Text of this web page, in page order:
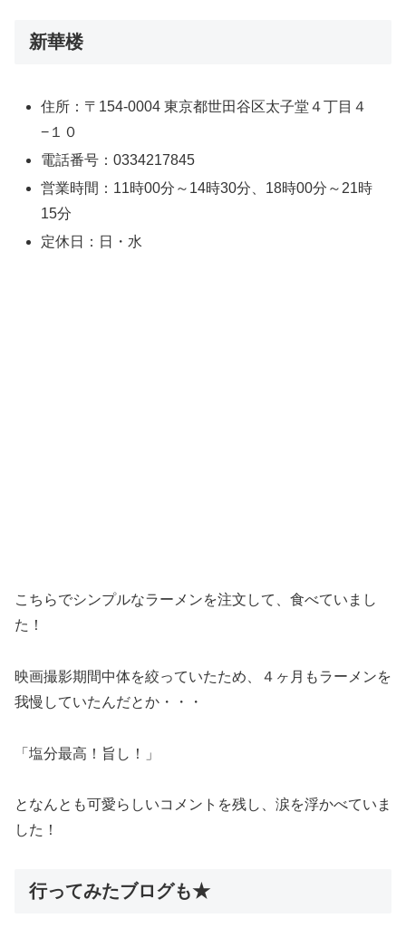
新華楼
住所：〒154-0004 東京都世田谷区太子堂４丁目４
−１０
電話番号：0334217845
営業時間：11時00分～14時30分、18時00分～21時
15分
定休日：日・水
こちらでシンプルなラーメンを注文して、食べていまし
た！
映画撮影期間中体を絞っていたため、４ヶ月もラーメンを
我慢していたんだとか・・・
「塩分最高！旨し！」
となんとも可愛らしいコメントを残し、涙を浮かべていま
した！
行ってみたブログも★